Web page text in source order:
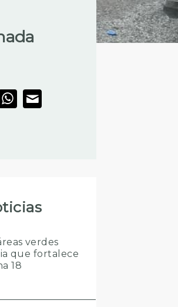
verdes
que fortalece
18